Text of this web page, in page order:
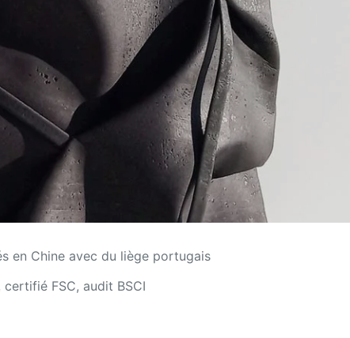
en Chine avec du liège portugais
FSC, audit BSCI